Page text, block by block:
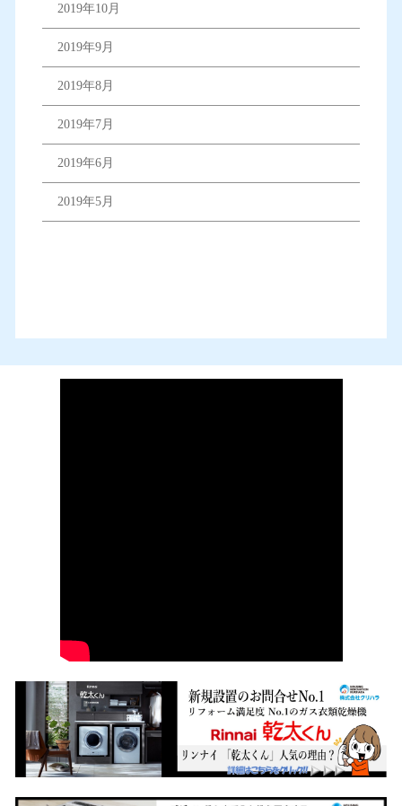
2019年10月
2019年9月
2019年8月
2019年7月
2019年6月
2019年5月